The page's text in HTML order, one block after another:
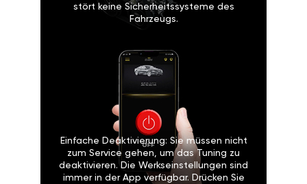
stört keine Sicherheitssysteme des
Fahrzeugs.
Einfache Deaktivierung: Sie müssen nicht
zum Service gehen, um das Tuning zu
deaktivieren. Die Werkseinstellungen sind
immer in der App verfügbar. Drücken Sie